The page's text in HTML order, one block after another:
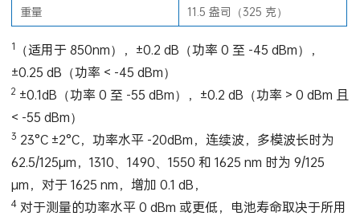
重量
11.5 盎司（325 克）
1
（适用于 850nm），±0.2 dB（功率 0 至 -45 dBm），
±0.25 dB（功率 < -45 dBm）
2 ±0.1dB（功率 0 至 -55 dBm），±0.2 dB（功率 > 0 dBm 且
< -55 dBm）
3 23°C ±2°C，功率水平 -20dBm，连续波，多模波长时为
62.5/125µm，1310、1490、1550 和 1625 nm 时为 9/125
µm，对于 1625 nm，增加 0.1 dB，
4对于测量的功率水平 0 dBm 或更低，电池寿命取决于所用